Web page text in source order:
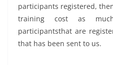
participants registered,
training cost as
participantsthat are
that has been sent to us.